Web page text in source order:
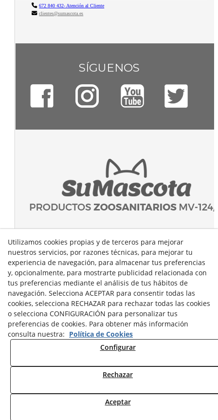
672 840 432- Atención al Cliente
clientes@sumascota.es
SÍGUENOS
Utilizamos cookies propias y de terceros para mejorar
nuestros servicios, por razones técnicas, para mejorar tu
experiencia de navegación, para almacenar tus preferencias
y, opcionalmente, para mostrarte publicidad relacionada con
tus preferencias mediante el análisis de tus hábitos de
navegación. Selecciona ACEPTAR para consentir todas las
cookies, selecciona RECHAZAR para rechazar todas las cookies
o selecciona CONFIGURACIÓN para personalizar tus
preferencias de cookies. Para obtener más información
consulta nuestra: Política de Cookies
Configurar
Rechazar
Aceptar